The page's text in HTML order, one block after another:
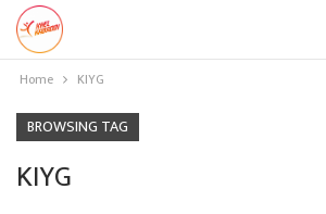
Home KIYG
BROWSING TAG
KIYG